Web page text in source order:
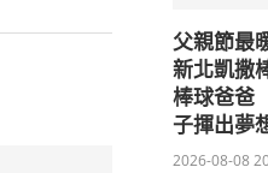
父親節最
新北凱撒
棒球爸爸
子揮出夢
2026-08-08